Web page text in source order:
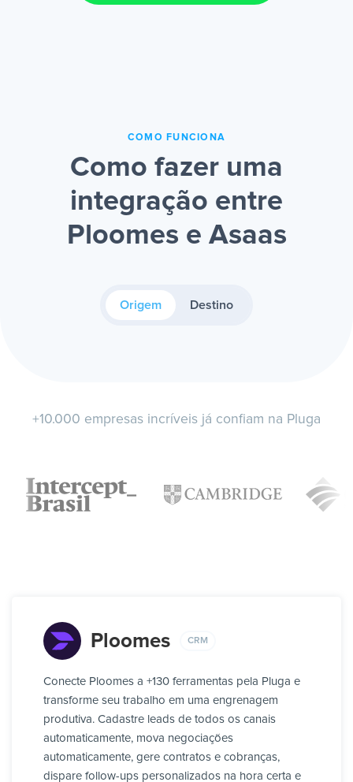
COMO FUNCIONA
Como fazer uma
integração entre
Ploomes e Asaas
Origem Destino
+10.000 empresas incríveis já confiam na Pluga
Ploomes CRM
Conecte Ploomes a +130 ferramentas pela Pluga e
transforme seu trabalho em uma engrenagem
produtiva. Cadastre leads de todos os canais
automaticamente, mova negociações
automaticamente, gere contratos e cobranças,
dispare follow-ups personalizados na hora certa e